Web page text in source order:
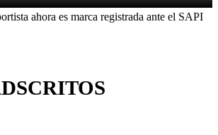
ahora es marca registrada ante el SAPI